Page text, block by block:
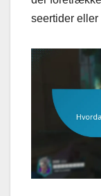
seertider eller